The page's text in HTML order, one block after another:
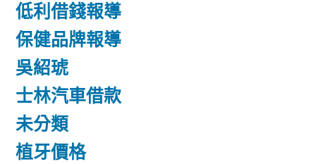
低利借錢報導
保健品牌報導
吳紹琥
士林汽車借款
未分類
植牙價格